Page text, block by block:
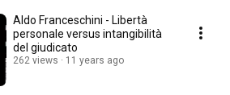
Aldo Franceschini - Libertà
personale versus intangibilità
del giudicato
262 views 11 years ago